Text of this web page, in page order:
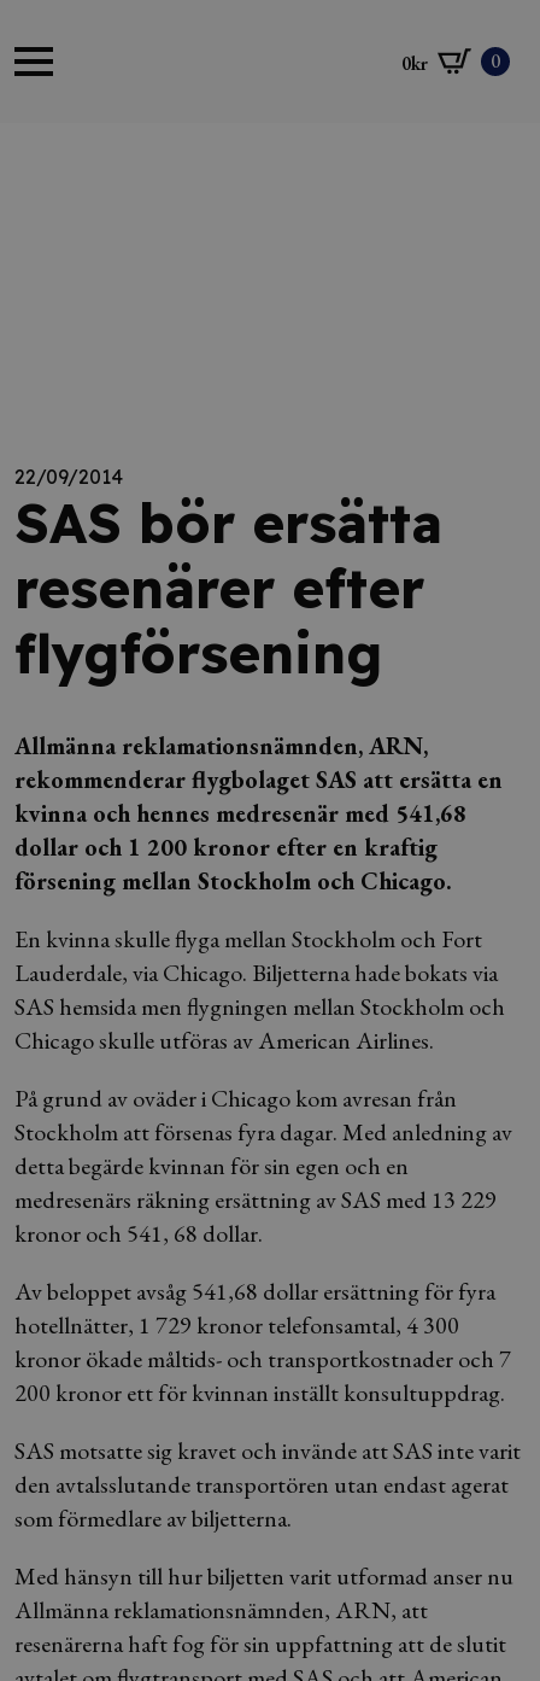
0kr 0
22/09/2014
SAS bör ersätta
resenärer efter
flygförsening
Allmänna reklamationsnämnden, ARN,
rekommenderar flygbolaget SAS att ersätta en
kvinna och hennes medresenär med 541,68
dollar och 1 200 kronor efter en kraftig
försening mellan Stockholm och Chicago.
En kvinna skulle flyga mellan Stockholm och Fort
Lauderdale, via Chicago. Biljetterna hade bokats via
SAS hemsida men flygningen mellan Stockholm och
Chicago skulle utföras av American Airlines.
På grund av oväder i Chicago kom avresan från
Stockholm att försenas fyra dagar. Med anledning av
detta begärde kvinnan för sin egen och en
medresenärs räkning ersättning av SAS med 13 229
kronor och 541, 68 dollar.
Av beloppet avsåg 541,68 dollar ersättning för fyra
hotellnätter, 1 729 kronor telefonsamtal, 4 300
kronor ökade måltids- och transportkostnader och 7
200 kronor ett för kvinnan inställt konsultuppdrag.
SAS motsatte sig kravet och invände att SAS inte varit
den avtalsslutande transportören utan endast agerat
som förmedlare av biljetterna.
Med hänsyn till hur biljetten varit utformad anser nu
Allmänna reklamationsnämnden, ARN, att
resenärerna haft fog för sin uppfattning att de slutit